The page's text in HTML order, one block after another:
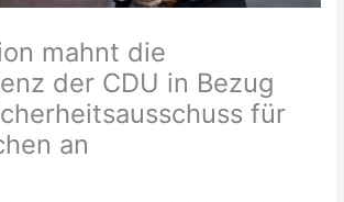
mahnt die
der CDU in Bezug
für
an